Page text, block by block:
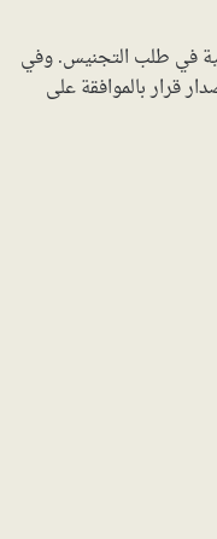
في طلب التجنيس. وفي
قرار بالموافقة على